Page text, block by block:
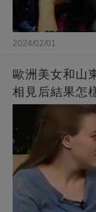
2024/02/01
歐洲美女和山
相見后結果怎